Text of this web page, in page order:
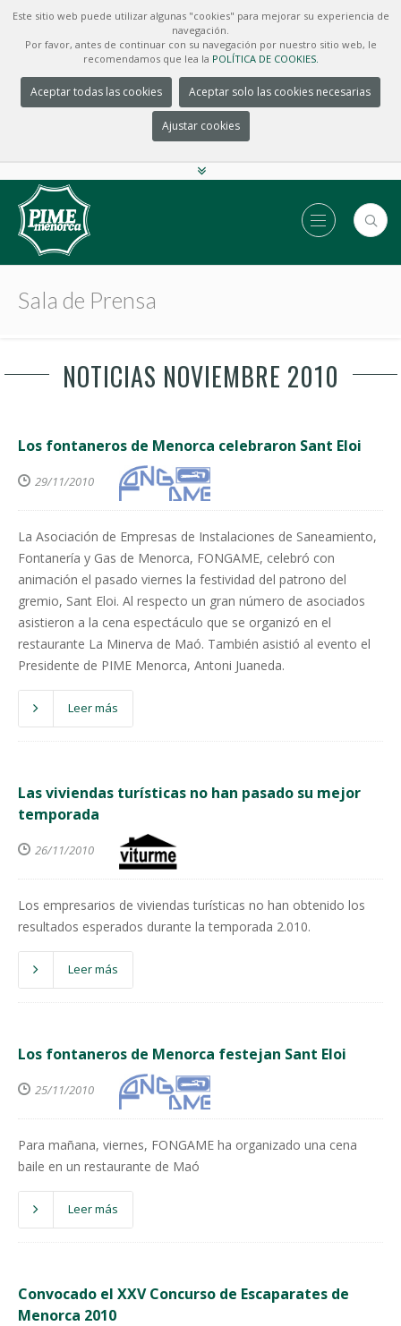
Este sitio web puede utilizar algunas "cookies" para mejorar su experiencia de
navegación.
Por favor, antes de continuar con su navegación por nuestro sitio web, le
recomendamos que lea la POLÍTICA DE COOKIES.
Aceptar todas las cookies Aceptar solo las cookies necesarias
Ajustar cookies
Sala de Prensa
NOTICIAS NOVIEMBRE 2010
Los fontaneros de Menorca celebraron Sant Eloi
29/11/2010
La Asociación de Empresas de Instalaciones de Saneamiento,
Fontanería y Gas de Menorca, FONGAME, celebró con
animación el pasado viernes la festividad del patrono del
gremio, Sant Eloi. Al respecto un gran número de asociados
asistieron a la cena espectáculo que se organizó en el
restaurante La Minerva de Maó. También asistió al evento el
Presidente de PIME Menorca, Antoni Juaneda.
Leer más
Las viviendas turísticas no han pasado su mejor
temporada
26/11/2010
Los empresarios de viviendas turísticas no han obtenido los
resultados esperados durante la temporada 2.010.
Leer más
Los fontaneros de Menorca festejan Sant Eloi
25/11/2010
Para mañana, viernes, FONGAME ha organizado una cena
baile en un restaurante de Maó
Leer más
Convocado el XXV Concurso de Escaparates de
Menorca 2010